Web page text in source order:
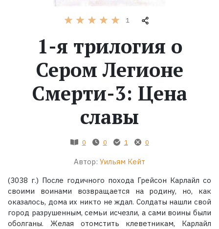
Экранизации
Коллекции
1
1-я трилогия о
Сером Легионе
Смерти-3: Цена
славы
0 0 1 0
Автор: Уильям Кейт
(3038 г.) После годичного похода Грейсон Карлайл со
своими воинами возвращается на родину, но, как
оказалось, дома их никто не ждал. Солдаты нашли свой
город разрушенным, семьи исчезли, а сами воины были
оболганы. Желая отомстить клеветникам, Карлайл